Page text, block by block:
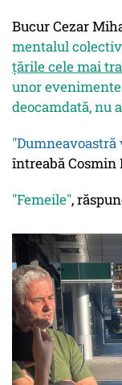
Bucur Cezar
mentalul
țările cele mai
unor
deocamdată, nu
întreabă Cosmin
"Femeile",